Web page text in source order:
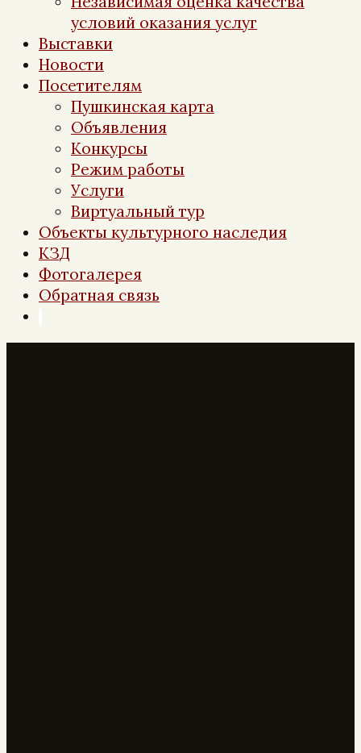
условий оказания услуг
Выставки
Новости
Посетителям
Пушкинская карта
Объявления
Конкурсы
Режим работы
Услуги
Виртуальный тур
Объекты культурного наследия
КЗД
Фотогалерея
Обратная связь